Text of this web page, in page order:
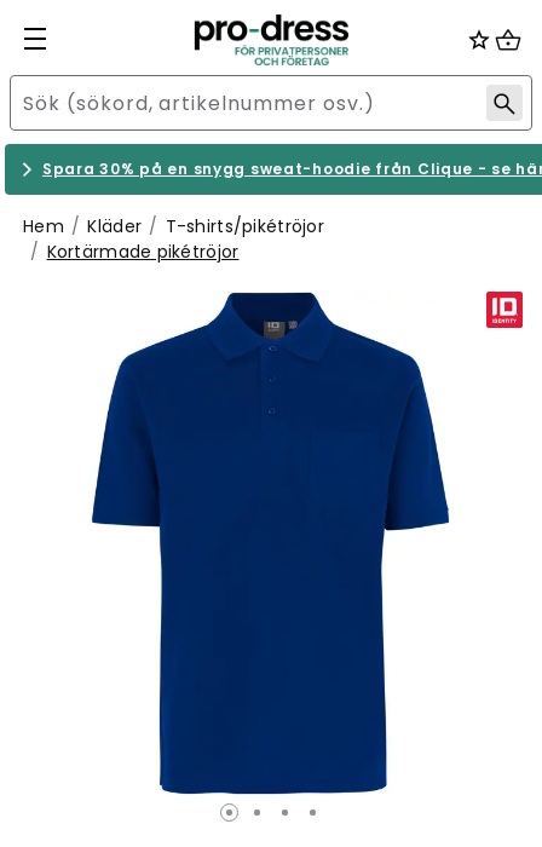
Spara 30% på en snygg sweat-hoodie från Clique - se
Hem Kläder
T-shirts/pikétröjor
Kortärmade pikétröjor